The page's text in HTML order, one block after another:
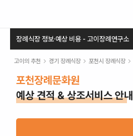
장례식장 정보·예상 비용 - 고이장례연구소
고이의 추천 경기 장례식장 포천시 장례식장
포천장례문화원
예상 견적 & 상조서비스 안내